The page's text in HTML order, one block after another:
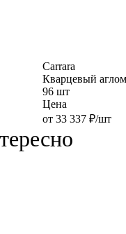
Carrara
Кварцевый
96 шт
Цена
от 33 337 ₽/шт